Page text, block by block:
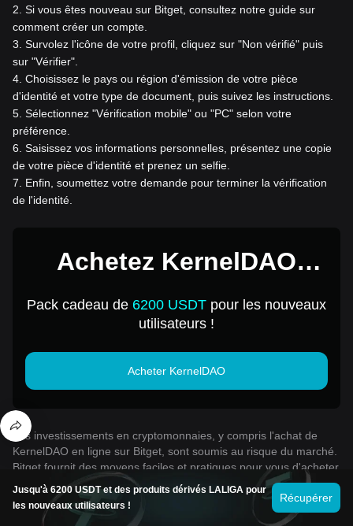
2 Si vous êtes nouveau sur Bitget, consultez notre guide sur
comment créer un compte.
3 Survolez l'icône de votre profil, cliquez sur "Non vérifié" puis
sur "Vérifier".
4 Choisissez le pays ou région d'émission de votre pièce
d'identité et votre type de document, puis suivez les instructions.
5 Sélectionnez "Vérification mobile" ou "PC" selon votre
préférence.
6 Saisissez vos informations personnelles, présentez une copie
de votre pièce d'identité et prenez un selfie.
7
Enfin, soumettez votre demande pour terminer la vérification
de l'identité.
Achetez KernelDAO
Pack cadeau de 6200 USDT pour les nouveaux
utilisateurs !
Acheter KernelDAO
Les investissements en cryptomonnaies, y compris l'achat de
KernelDAO en ligne sur Bitget, sont soumis au risque du marché.
Bitget fournit des moyens faciles et pratiques pour vous d'acheter
des KernelDAO, et nous faisons de notre mieux pour informer
pleinement nos utilisateurs sur chaque cryptomonnaie que nous
offrons sur la plateforme d'échange. Toutefois, nous ne sommes
Jusqu'à 6200 USDT et des produits dérivés LALIGA pour
les nouveaux utilisateurs !
Récupérer